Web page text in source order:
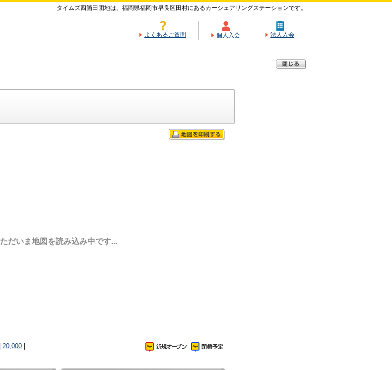
タイムズ四箇田団地は、福岡県福岡市早良区田村にあるカーシェアリングステーションです。
よくあるご質問 個人入会 法人入会
ただいま地図を読み込み中です...
20,000